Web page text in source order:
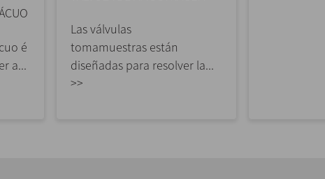
é
a...
Las válvulas
tomamuestras están
diseñadas para resolver la...
>>